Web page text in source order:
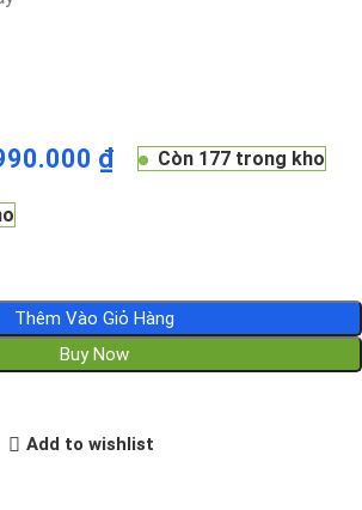
₫ Còn 177 trong kho
Thêm Vào Giỏ Hàng
Buy Now
Add to wishlist